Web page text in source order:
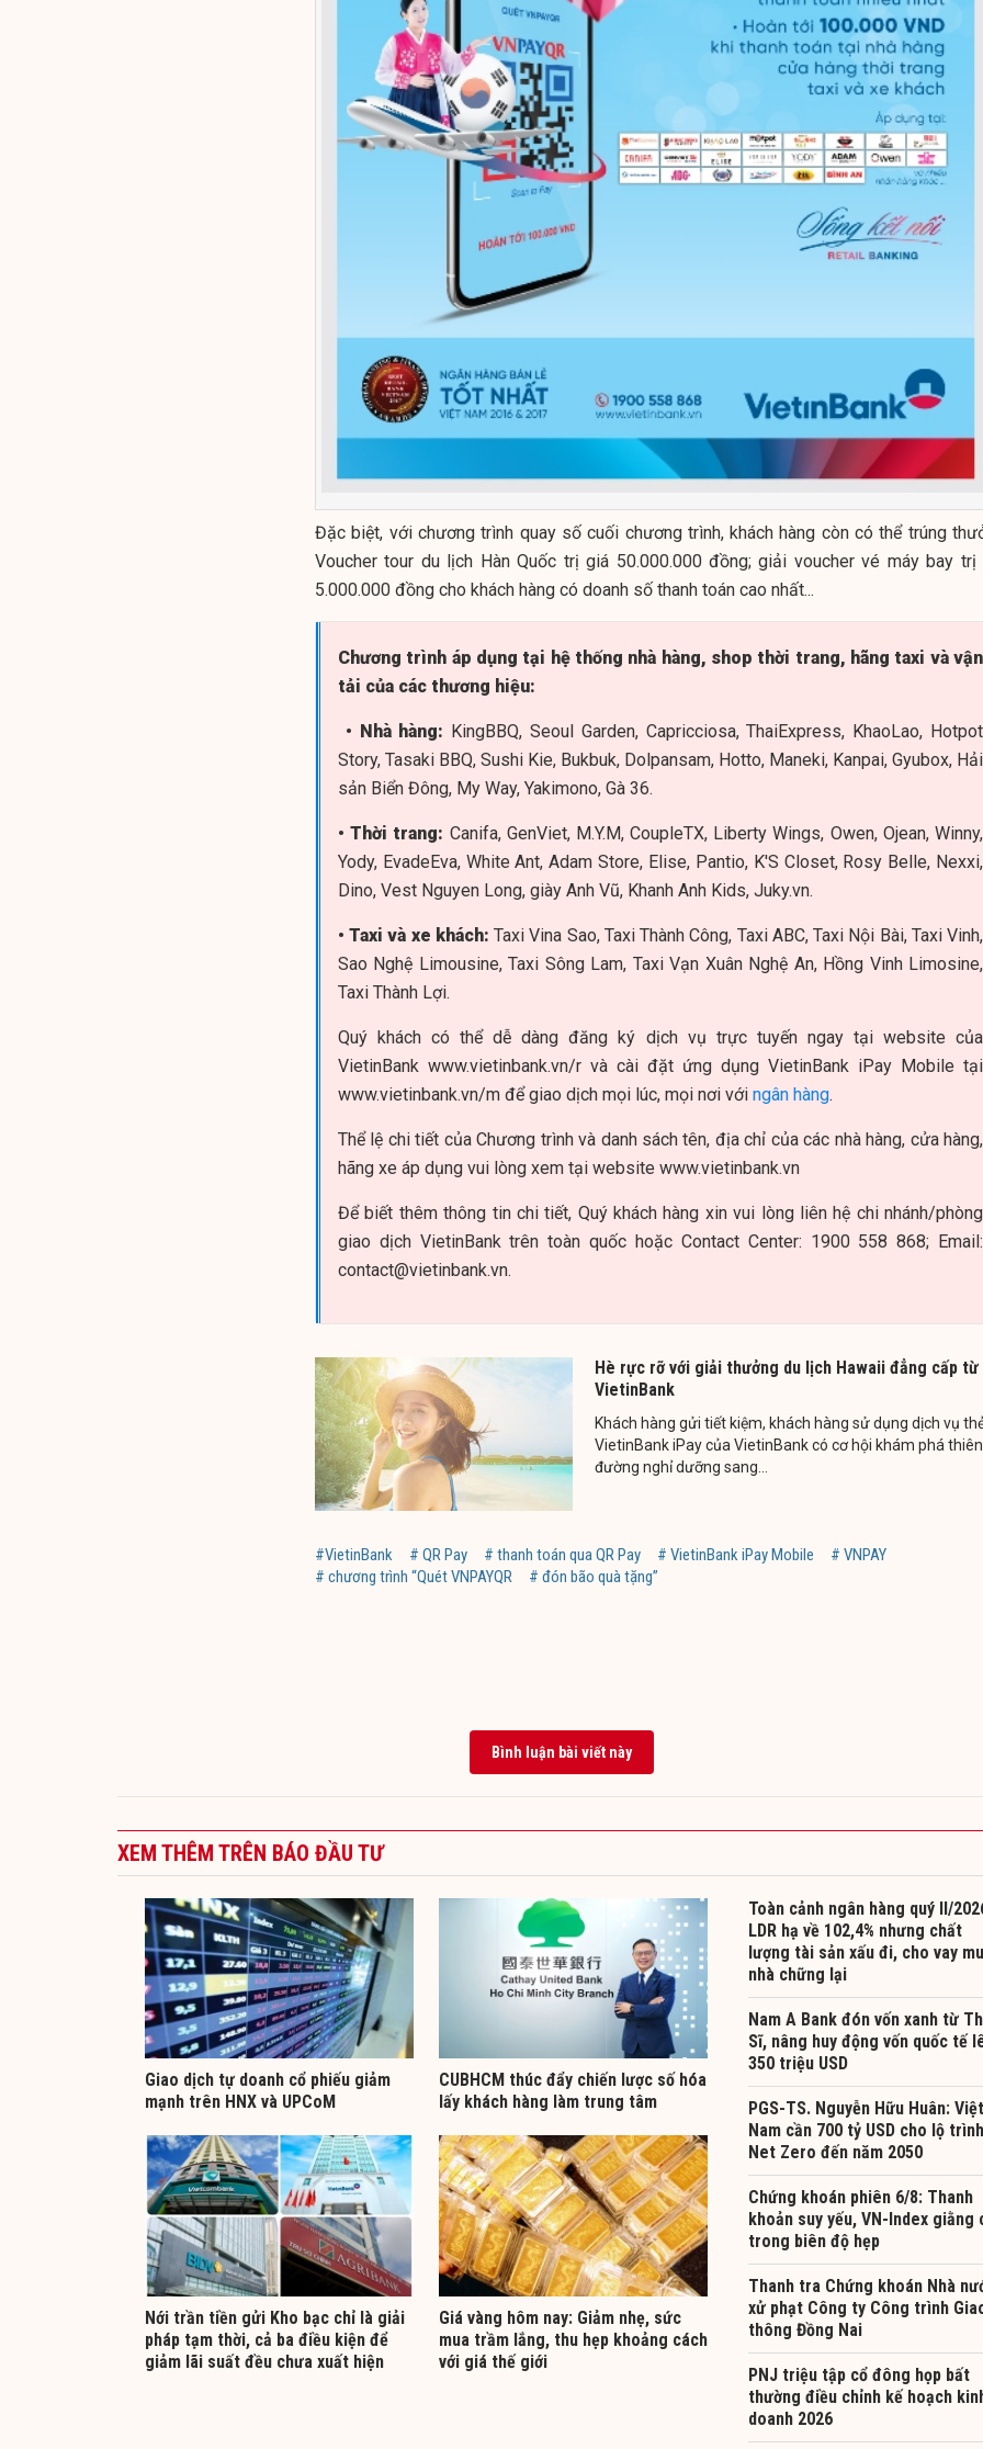
Đặc biệt, với chương trình quay số cuối chương trình, khách hàng còn có thể trúng
Voucher tour du lịch Hàn Quốc trị giá 50.000.000 đồng; giải voucher vé máy bay trị
5.000.000 đồng cho khách hàng có doanh số thanh toán cao nhất...
Chương trình áp dụng tại hệ thống nhà hàng, shop thời trang, hãng taxi và vận
tải của các thương hiệu:
• Nhà hàng: KingBBQ, Seoul Garden, Capricciosa, ThaiExpress, KhaoLao, Hotpot
Story, Tasaki BBQ, Sushi Kie, Bukbuk, Dolpansam, Hotto, Maneki, Kanpai, Gyubox, Hải
sản Biển Đông, My Way, Yakimono, Gà 36.
• Thời trang: Canifa, GenViet, M.Y.M, CoupleTX, Liberty Wings, Owen, Ojean, Winny,
Yody, EvadeEva, White Ant, Adam Store, Elise, Pantio, K'S Closet, Rosy Belle, Nexxi,
Dino, Vest Nguyen Long, giày Anh Vũ, Khanh Anh Kids, Juky.vn.
• Taxi và xe khách: Taxi Vina Sao, Taxi Thành Công, Taxi ABC, Taxi Nội Bài, Taxi Vinh,
Sao Nghệ Limousine, Taxi Sông Lam, Taxi Vạn Xuân Nghệ An, Hồng Vinh Limosine,
Taxi Thành Lợi.
Quý khách có thể dễ dàng đăng ký dịch vụ trực tuyến ngay tại website của
VietinBank www.vietinbank.vn/r và cài đặt ứng dụng VietinBank iPay Mobile tại
www.vietinbank.vn/m để giao dịch mọi lúc, mọi nơi với ngân hàng.
Thể lệ chi tiết của Chương trình và danh sách tên, địa chỉ của các nhà hàng, cửa hàng,
hãng xe áp dụng vui lòng xem tại website www.vietinbank.vn
Để biết thêm thông tin chi tiết, Quý khách hàng xin vui lòng liên hệ chi nhánh/phòng
giao dịch VietinBank trên toàn quốc hoặc Contact Center: 1900 558 868; Email:
contact@vietinbank.vn.
Hè rực rỡ với giải thưởng du lịch Hawaii đẳng cấp từ
VietinBank
Khách hàng gửi tiết kiệm, khách hàng sử dụng dịch vụ
VietinBank iPay của VietinBank có cơ hội khám phá thiên
đường nghỉ dưỡng sang...
#VietinBank # QR Pay # thanh toán qua QR Pay # VietinBank iPay Mobile
# VNPAY
# chương trình “Quét VNPAYQR
# đón bão quà tặng”
Bình luận bài viết này
XEM THÊM TRÊN BÁO ĐẦU TƯ
Giao dịch tự doanh cổ phiếu giảm
mạnh trên HNX và UPCoM
CUBHCM thúc đẩy chiến lược số hóa
lấy khách hàng làm trung tâm
Nới trần tiền gửi Kho bạc chỉ là giải
pháp tạm thời, cả ba điều kiện để
giảm lãi suất đều chưa xuất hiện
Giá vàng hôm nay: Giảm nhẹ, sức
mua trầm lắng, thu hẹp khoảng cách
với giá thế giới
Toàn cảnh ngân hàng quý II/
LDR hạ về 102,4% nhưng chất
lượng tài sản xấu đi, cho vay
nhà chững lại
Nam A Bank đón vốn xanh từ
Sĩ, nâng huy động vốn quốc tế
350 triệu USD
PGS-TS. Nguyễn Hữu Huân: Việt
Nam cần 700 tỷ USD cho lộ trình
Net Zero đến năm 2050
Chứng khoán phiên 6/8: Thanh
khoản suy yếu, VN-Index giằng
trong biên độ hẹp
Thanh tra Chứng khoán Nhà
xử phạt Công ty Công trình
thông Đồng Nai
PNJ triệu tập cổ đông họp bất
thường điều chỉnh kế hoạch
doanh 2026